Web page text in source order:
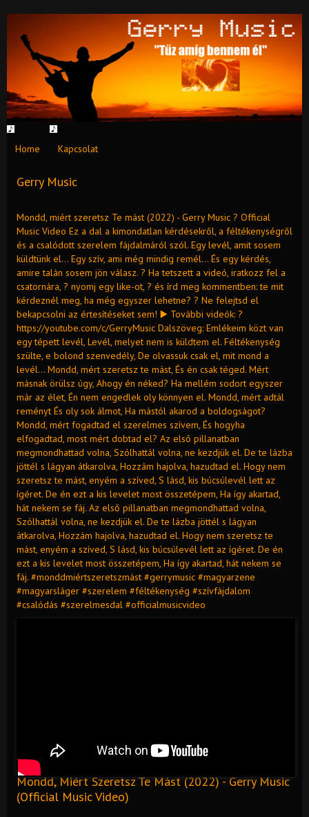
Home Kapcsolat
Gerry Music
Mondd, miért szeretsz Te mást (2022) - Gerry Music ? Official
Music Video Ez a dal a kimondatlan kérdésekről, a féltékenységről
és a csalódott szerelem fájdalmáról szól. Egy levél, amit sosem
küldtünk el… Egy szív, ami még mindig remél… És egy kérdés,
amire talán sosem jön válasz. ? Ha tetszett a videó, iratkozz fel a
csatornára, ? nyomj egy like-ot, ? és írd meg kommentben: te mit
kérdeznél meg, ha még egyszer lehetne? ? Ne felejtsd el
bekapcsolni az értesítéseket sem! ▶️ További videók: ?
https://youtube.com/c/GerryMusic Dalszöveg: Emlékeim közt van
egy tépett levél, Levél, melyet nem is küldtem el. Féltékenység
szülte, e bolond szenvedély, De olvassuk csak el, mit mond a
levél... Mondd, mért szeretsz te mást, És én csak téged. Mért
másnak örülsz úgy, Ahogy én néked? Ha mellém sodort egyszer
már az élet, Én nem engedlek oly könnyen el. Mondd, mért adtál
reményt És oly sok álmot, Ha mástól akarod a boldogságot?
Mondd, mért fogadtad el szerelmes szívem, És hogyha
elfogadtad, most mért dobtad el? Az első pillanatban
megmondhattad volna, Szólhattál volna, ne kezdjük el. De te lázba
jöttél s lágyan átkarolva, Hozzám hajolva, hazudtad el. Hogy nem
szeretsz te mást, enyém a szíved, S lásd, kis búcsúlevél lett az
ígéret. De én ezt a kis levelet most összetépem, Ha így akartad,
hát nekem se fáj. Az első pillanatban megmondhattad volna,
Szólhattál volna, ne kezdjük el. De te lázba jöttél s lágyan
átkarolva, Hozzám hajolva, hazudtad el. Hogy nem szeretsz te
mást, enyém a szíved, S lásd, kis búcsúlevél lett az ígéret. De én
ezt a kis levelet most összetépem, Ha így akartad, hát nekem se
fáj. #monddmiértszeretszmást #gerrymusic #magyarzene
#magyarsláger #szerelem #féltékenység #szívfájdalom
#csalódás #szerelmesdal #officialmusicvideo
Mondd, Miért Szeretsz Te Mást (2022) - Gerry Music
(Official Music Video)